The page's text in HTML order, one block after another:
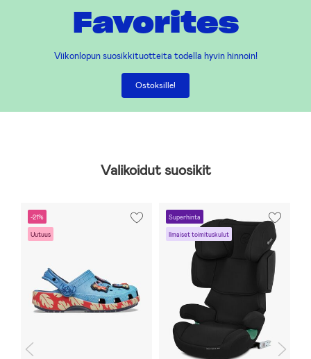
Favorites
Viikonlopun suosikkituotteita todella hyvin hinnoin!
Ostoksille!
Valikoidut suosikit
-21%
Uutuus
Superhinta
Ilmaiset toimituskulut